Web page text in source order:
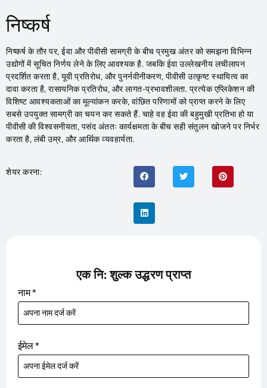
निष्कर्ष
निष्कर्ष के तौर पर, ईवा और पीवीसी सामग्री के बीच प्रमुख अंतर को समझना विभिन्न
उद्योगों में सूचित निर्णय लेने के लिए आवश्यक है. जबकि ईवा उल्लेखनीय लचीलापन
प्रदर्शित करता है, यूवी प्रतिरोध, और पुनर्नवीनीकरण, पीवीसी उत्कृष्ट स्थायित्व का
दावा करता है, रासायनिक प्रतिरोध, और लागत-प्रभावशीलता. प्रत्येक एप्लिकेशन की
विशिष्ट आवश्यकताओं का मूल्यांकन करके, वांछित परिणामों को प्राप्त करने के लिए
सबसे उपयुक्त सामग्री का चयन कर सकते हैं. चाहे वह ईवा की बहुमुखी प्रतिभा हो या
पीवीसी की विश्वसनीयता, पसंद अंततः कार्यक्षमता के बीच सही संतुलन खोजने पर निर्भर
करता है, लंबी उम्र, और आर्थिक व्यवहार्यता.
शेयर करना:
एक नि: शुल्क उद्धरण प्राप्त
नाम*
ईमेल*